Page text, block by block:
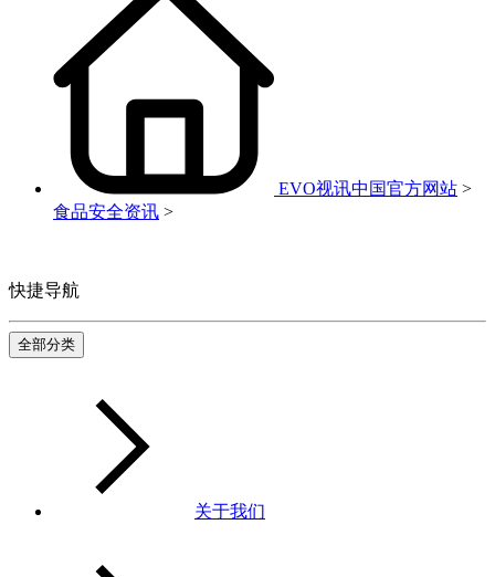
EVO视讯中国官方网站 >
食品安全资讯 >
快捷导航
全部分类
关于我们